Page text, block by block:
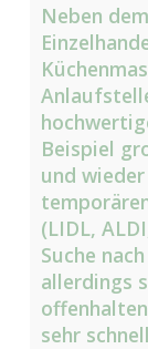
Neben
Beispiel
und
(LIDL,
Suche
allerdings
sehr